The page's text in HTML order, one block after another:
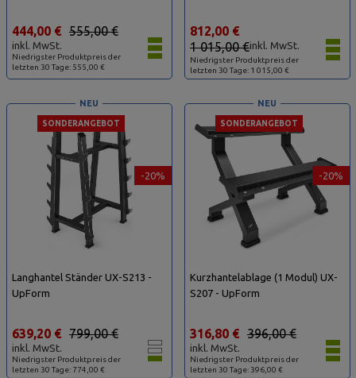
Niedrigster Produktpreis der
letzten 30 Tage: 555,00 €
555,00 €
444,00 €
inkl. MwSt.
Niedrigster Produktpreis der
letzten 30 Tage: 1 015,00 €
1 015,00 €
812,00 €
inkl. MwSt.
-20%
SONDERANGEBOT
NEU
Langhantel Ständer UX-S213 -
UpForm
Niedrigster Produktpreis der
letzten 30 Tage: 774,00 €
799,00 €
639,20 €
inkl. MwSt.
-20%
SONDERANGEBOT
NEU
Kurzhantelablage (1 Modul) UX-
S207 - UpForm
Niedrigster Produktpreis der
letzten 30 Tage: 396,00 €
396,00 €
316,80 €
inkl. MwSt.